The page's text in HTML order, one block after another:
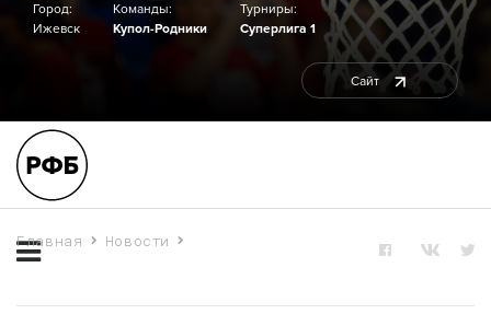
Город:
Ижевск
Команды:
Купол-Родники
Турниры:
Суперлига 1
Сайт
Главная
Новости